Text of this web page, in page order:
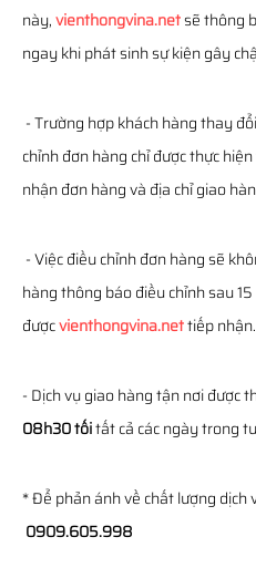
này,vienthongvina.netsẽ thông
ngay khi phát sinh sự kiện gây
- Trường hợp khách hàng thay
chỉnh đơn hàng chỉ được thực
nhận đơn hàng và địa chỉ giao
- Việc điều chỉnh đơn hàng sẽ
hàng thông báo điều chỉnh sau
đượcvienthongvina.nettiếp nhận.
- Dịch vụ giao hàng tận nơi được
08h30 tốitất cả các ngày trong
* Để phản ánh về chất lượng dịch
0909.605.998